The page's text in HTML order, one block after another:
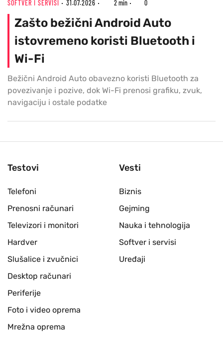
SOFTVER I SERVISI 31.07.2026 2 min 0
Zašto bežični Android Auto
istovremeno koristi Bluetooth i
Wi-Fi
Bežični Android Auto obavezno koristi Bluetooth za
povezivanje i pozive, dok Wi-Fi prenosi grafiku, zvuk,
navigaciju i ostale podatke
Testovi
Telefoni
Prenosni računari
Televizori i monitori
Hardver
Slušalice i zvučnici
Desktop računari
Periferije
Foto i video oprema
Mrežna oprema
Vesti
Biznis
Gejming
Nauka i tehnologija
Softver i servisi
Uređaji